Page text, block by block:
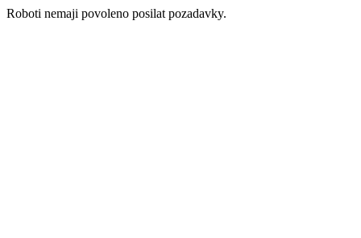
Roboti nemaji povoleno posilat pozadavky.